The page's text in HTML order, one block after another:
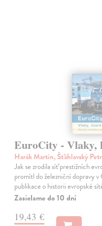
EuroCity - Vlaky,
Harák Martin, Šťáhlavský Petr
Jak se zrodila síť prestižních
promítl do železniční dopravy
publikace o historii evropské
Zasielame do 10 dní
19,43 €